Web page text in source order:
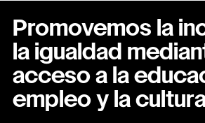
Promovemos la
la igualdad
acceso a la
empleo y la